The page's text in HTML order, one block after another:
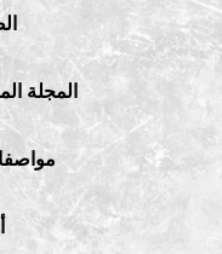
المجلة